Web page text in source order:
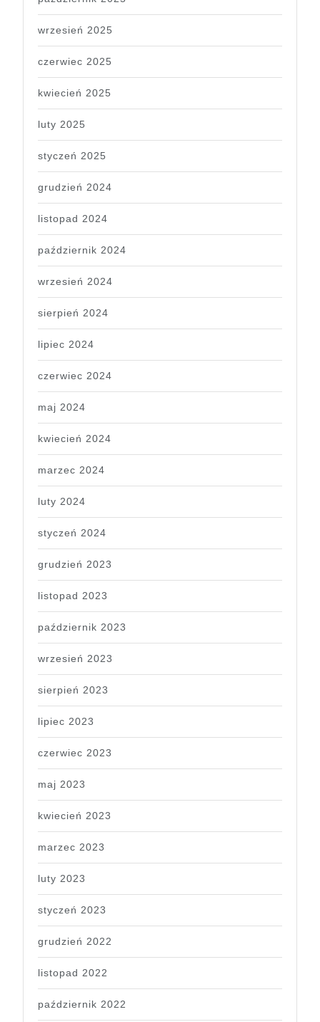
wrzesień 2025
czerwiec 2025
kwiecień 2025
luty 2025
styczeń 2025
grudzień 2024
listopad 2024
październik 2024
wrzesień 2024
sierpień 2024
lipiec 2024
czerwiec 2024
maj 2024
kwiecień 2024
marzec 2024
luty 2024
styczeń 2024
grudzień 2023
listopad 2023
październik 2023
wrzesień 2023
sierpień 2023
lipiec 2023
czerwiec 2023
maj 2023
kwiecień 2023
marzec 2023
luty 2023
styczeń 2023
grudzień 2022
listopad 2022
październik 2022